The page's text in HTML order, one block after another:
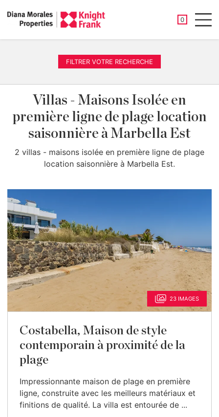
0
FILTRER VOTRE RECHERCHE
Villas - Maisons Isolée en
première ligne de plage location
saisonnière à Marbella Est
2 villas - maisons isolée en première ligne de plage
location saisonnière à Marbella Est.
23 IMAGES
Costabella, Maison de style
contemporain à proximité de la
plage
Impressionnante maison de plage en première
ligne, construite avec les meilleurs matériaux et
finitions de qualité. La villa est entourée de ...